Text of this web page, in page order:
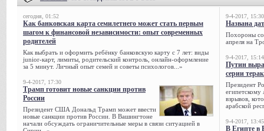
сегодня, 01:52
Как банковская карта семилетнего может стать первым
шагом к финансовой независимости: опыт современных
родителей
Как выбрать и оформить ребёнку банковскую карту с 7 лет: виды
junior-карт, лимиты, родительский контроль, онлайн-оформление
за 5 минут. Личный опыт семей и советы психологов...»
9-4-2017, 17:30
Трамп готовит новые санкции против
России
Президент США Дональд Трамп может ввести
новые санкции против России. В Вашингтоне
начали обсуждать ограничительные меры в связи ситуацией в
9-4-2017, 15:30
Названа
Похороны
апреля на
9-4-2017, 15:14
Путин
серии
Президент
египетскому
взрывов,
арабской
9-4-2017, 13:45
В Египте в